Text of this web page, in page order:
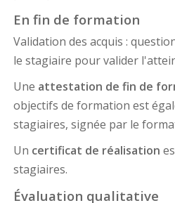
En fin de formation
Validation des acquis :
le stagiaire pour valider
Une attestation de fin de
objectifs de formation est
stagiaires, signée par le
Un certificat de réalisation
stagiaires.
Évaluation qualitative